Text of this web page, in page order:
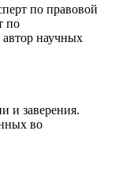
по правовой
по
научных
и заверения.
во